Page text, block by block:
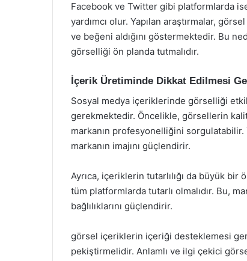
Facebook ve Twitter gibi platformlarda
yardımcı olur. Yapılan araştırmalar,
ve beğeni aldığını göstermektedir. Bu
görselliği ön planda tutmalıdır.
İçerik Üretiminde Dikkat Edilmesi
Sosyal medya içeriklerinde görselliği
gerekmektedir. Öncelikle, görsellerin
markanın profesyonelliğini
markanın imajını güçlendirir.
Ayrıca, içeriklerin tutarlılığı da büyük
tüm platformlarda tutarlı olmalıdır. Bu,
bağlılıklarını güçlendirir.
görsel içeriklerin içeriği desteklemesi
pekiştirmelidir. Anlamlı ve ilgi çekici